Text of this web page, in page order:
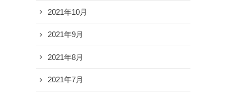
2021年10月
2021年9月
2021年8月
2021年7月